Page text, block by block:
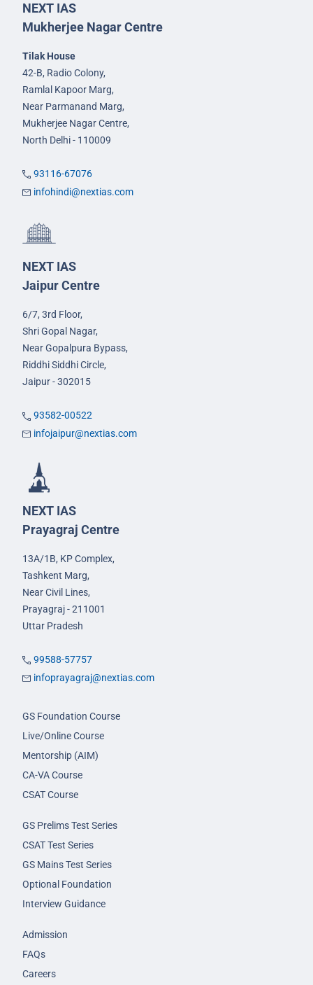
NEXT IAS
Mukherjee Nagar Centre
Tilak House
42-B, Radio Colony,
Ramlal Kapoor Marg,
Near Parmanand Marg,
Mukherjee Nagar Centre,
North Delhi - 110009
93116-67076
infohindi@nextias.com
NEXT IAS
Jaipur Centre
6/7, 3rd Floor,
Shri Gopal Nagar,
Near Gopalpura Bypass,
Riddhi Siddhi Circle,
Jaipur - 302015
93582-00522
infojaipur@nextias.com
NEXT IAS
Prayagraj Centre
13A/1B, KP Complex,
Tashkent Marg,
Near Civil Lines,
Prayagraj - 211001
Uttar Pradesh
99588-57757
infoprayagraj@nextias.com
GS Foundation Course
Live/Online Course
Mentorship (AIM)
CA-VA Course
CSAT Course
GS Prelims Test Series
CSAT Test Series
GS Mains Test Series
Optional Foundation
Interview Guidance
Admission
FAQs
Careers